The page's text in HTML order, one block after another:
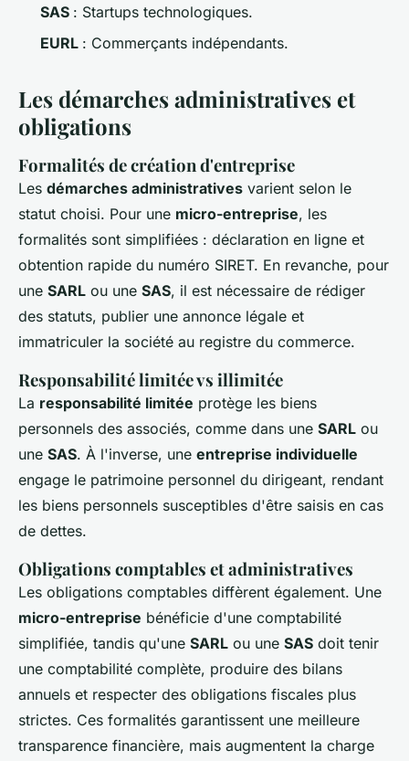
SAS : Startups technologiques.
EURL : Commerçants indépendants.
Les démarches administratives et
obligations
Formalités de création d'entreprise
Les démarches administratives varient selon le
statut choisi. Pour une micro-entreprise, les
formalités sont simplifiées : déclaration en ligne et
obtention rapide du numéro SIRET. En revanche, pour
une SARL ou une SAS, il est nécessaire de rédiger
des statuts, publier une annonce légale et
immatriculer la société au registre du commerce.
Responsabilité limitée vs illimitée
La responsabilité limitée protège les biens
personnels des associés, comme dans une SARL ou
une SAS. À l'inverse, une entreprise individuelle
engage le patrimoine personnel du dirigeant, rendant
les biens personnels susceptibles d'être saisis en cas
de dettes.
Obligations comptables et administratives
Les obligations comptables diffèrent également. Une
micro-entreprise bénéficie d'une comptabilité
simplifiée, tandis qu'une SARL ou une SAS doit tenir
une comptabilité complète, produire des bilans
annuels et respecter des obligations fiscales plus
strictes. Ces formalités garantissent une meilleure
transparence financière, mais augmentent la charge